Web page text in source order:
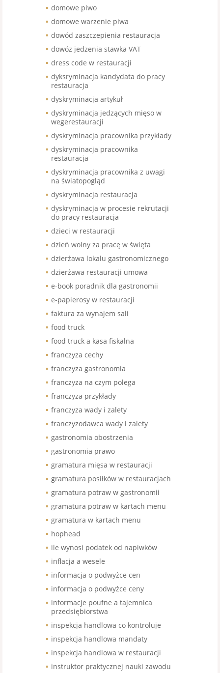
domowe piwo
domowe warzenie piwa
dowód zaszczepienia restauracja
dowóz jedzenia stawka VAT
dress code w restauracji
dyksryminacja kandydata do pracy
restauracja
dyskryminacja artykuł
dyskryminacja jedzących mięso w
wegerestauracji
dyskryminacja pracownika przykłady
dyskryminacja pracownika
restauracja
dyskryminacja pracownika z uwagi
na światopogląd
dyskryminacja restauracja
dyskryminacja w procesie rekrutacji
do pracy restauracja
dzieci w restauracji
dzień wolny za pracę w święta
dzierżawa lokalu gastronomicznego
dzierżawa restauracji umowa
e-book poradnik dla gastronomii
e-papierosy w restauracji
faktura za wynajem sali
food truck
food truck a kasa fiskalna
franczyza cechy
franczyza gastronomia
franczyza na czym polega
franczyza przykłady
franczyza wady i zalety
franczyzodawca wady i zalety
gastronomia obostrzenia
gastronomia prawo
gramatura mięsa w restauracji
gramatura posiłków w restauracjach
gramatura potraw w gastronomii
gramatura potraw w kartach menu
gramatura w kartach menu
hophead
ile wynosi podatek od napiwków
inflacja a wesele
informacja o podwyżce cen
informacja o podwyżce ceny
informacje poufne a tajemnica
przedsiębiorstwa
inspekcja handlowa co kontroluje
inspekcja handlowa mandaty
inspekcja handlowa w restauracji
instruktor praktycznej nauki zawodu